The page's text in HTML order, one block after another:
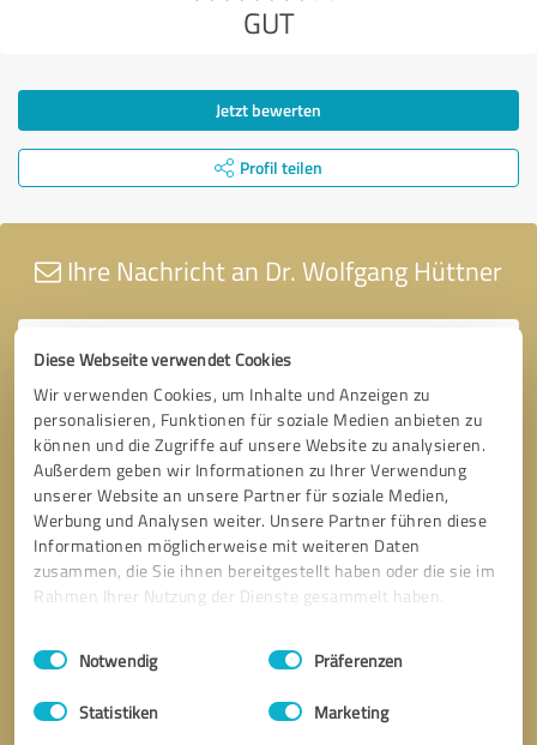
Diese Webseite verwendet Cookies
Wir verwenden Cookies, um Inhalte und Anzeigen zu
personalisieren, Funktionen für soziale Medien anbieten zu
können und die Zugriffe auf unsere Website zu analysieren.
Außerdem geben wir Informationen zu Ihrer Verwendung
unserer Website an unsere Partner für soziale Medien,
Werbung und Analysen weiter. Unsere Partner führen diese
Informationen möglicherweise mit weiteren Daten
zusammen, die Sie ihnen bereitgestellt haben oder die sie im
Rahmen Ihrer Nutzung der Dienste gesammelt haben.
Impressum Datenschutzbestimmungen
Einwilligungsauswahl
Notwendig Präferenzen
Statistiken Marketing
GUT
Jetzt bewerten
Profil teilen
Ihre Nachricht an Dr. Wolfgang Hüttner